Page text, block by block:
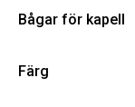
Bågar för kapell
Färg